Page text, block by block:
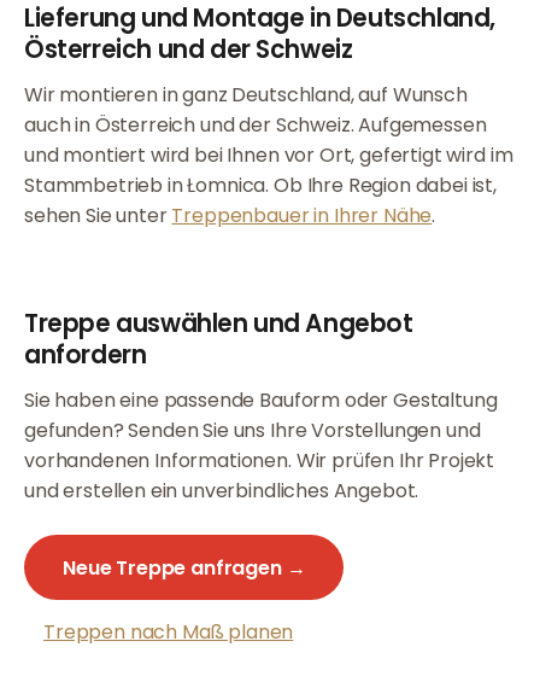
Lieferung und Montage in Deutschland,
Österreich und der Schweiz
Wir montieren in ganz Deutschland, auf Wunsch
auch in Österreich und der Schweiz. Aufgemessen
und montiert wird bei Ihnen vor Ort, gefertigt wird im
Stammbetrieb in Łomnica. Ob Ihre Region dabei ist,
sehen Sie unterTreppenbauer in Ihrer Nähe.
Treppe auswählen und Angebot
anfordern
Sie haben eine passende Bauform oder Gestaltung
gefunden? Senden Sie uns Ihre Vorstellungen und
vorhandenen Informationen. Wir prüfen Ihr Projekt
und erstellen ein unverbindliches Angebot.
Neue Treppe anfragen →
Treppen nach Maß planen